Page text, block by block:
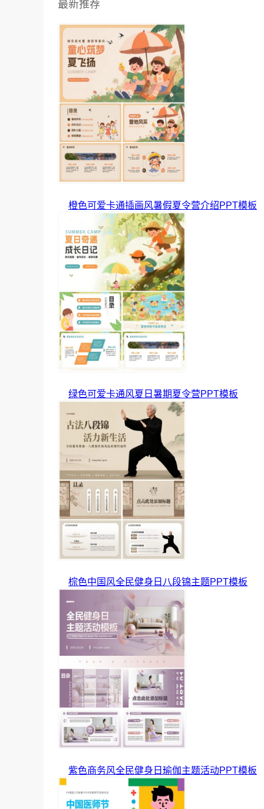
最新推荐
橙色可爱卡通插画风暑假夏令营介绍PPT模板
绿色可爱卡通风夏日暑期夏令营PPT模板
棕色中国风全民健身日八段锦主题PPT模板
紫色商务风全民健身日瑜伽主题活动PPT模板